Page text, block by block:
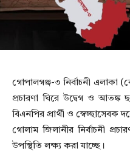
গোপালগঞ্জ-৩ নির্বাচনী এলাকা
প্রচারণা ঘিরে উদ্বেগ ও আতঙ্ক
বিএনপির প্রার্থী ও
গোলাম জিলানীর নির্বাচনী
উপস্থিতি লক্ষ্য করা যাচ্ছে।